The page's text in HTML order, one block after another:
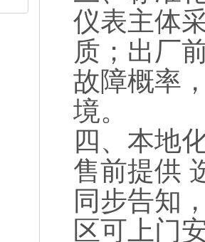
仪表主体
质；出厂
故障概率
境。
四、本地
售前提供
同步告知
区可上门